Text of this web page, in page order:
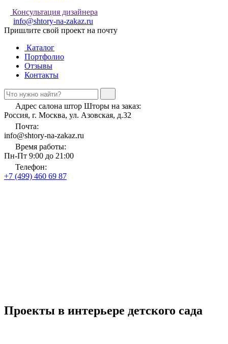
Консультация дизайнера
info@shtory-na-zakaz.ru
Пришлите свой проект на почту
Каталог
Портфолио
Отзывы
Контакты
Адрес салона штор Шторы на заказ:
Россия, г. Москва, ул. Азовская, д.32
Почта:
info@shtory-na-zakaz.ru
Время работы:
Пн-Пт 9:00 до 21:00
Телефон:
+7 (499) 460 69 87
Проекты в интерьере детского сада